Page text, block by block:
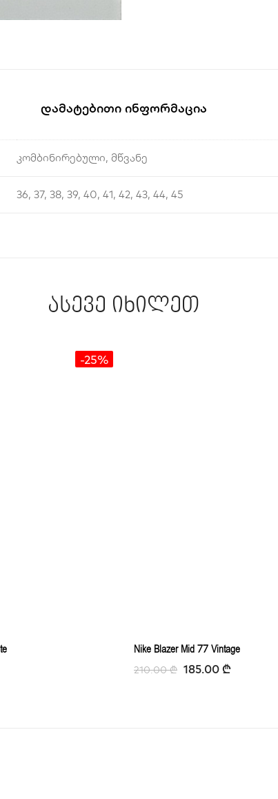
Დამატებითი Ინფორმაცია
კომბინირებული, მწვანე
36, 37, 38, 39, 40, 41, 42, 43, 44, 45
ასევე იხილეთ
-25%
Nike Blazer Mid 77 Vintage
210.00₾ 185.00 ₾